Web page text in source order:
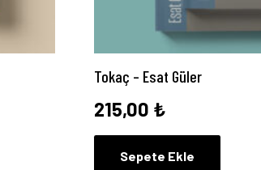
Tokaç – Esat Güler
215,00 ₺
Sepete Ekle